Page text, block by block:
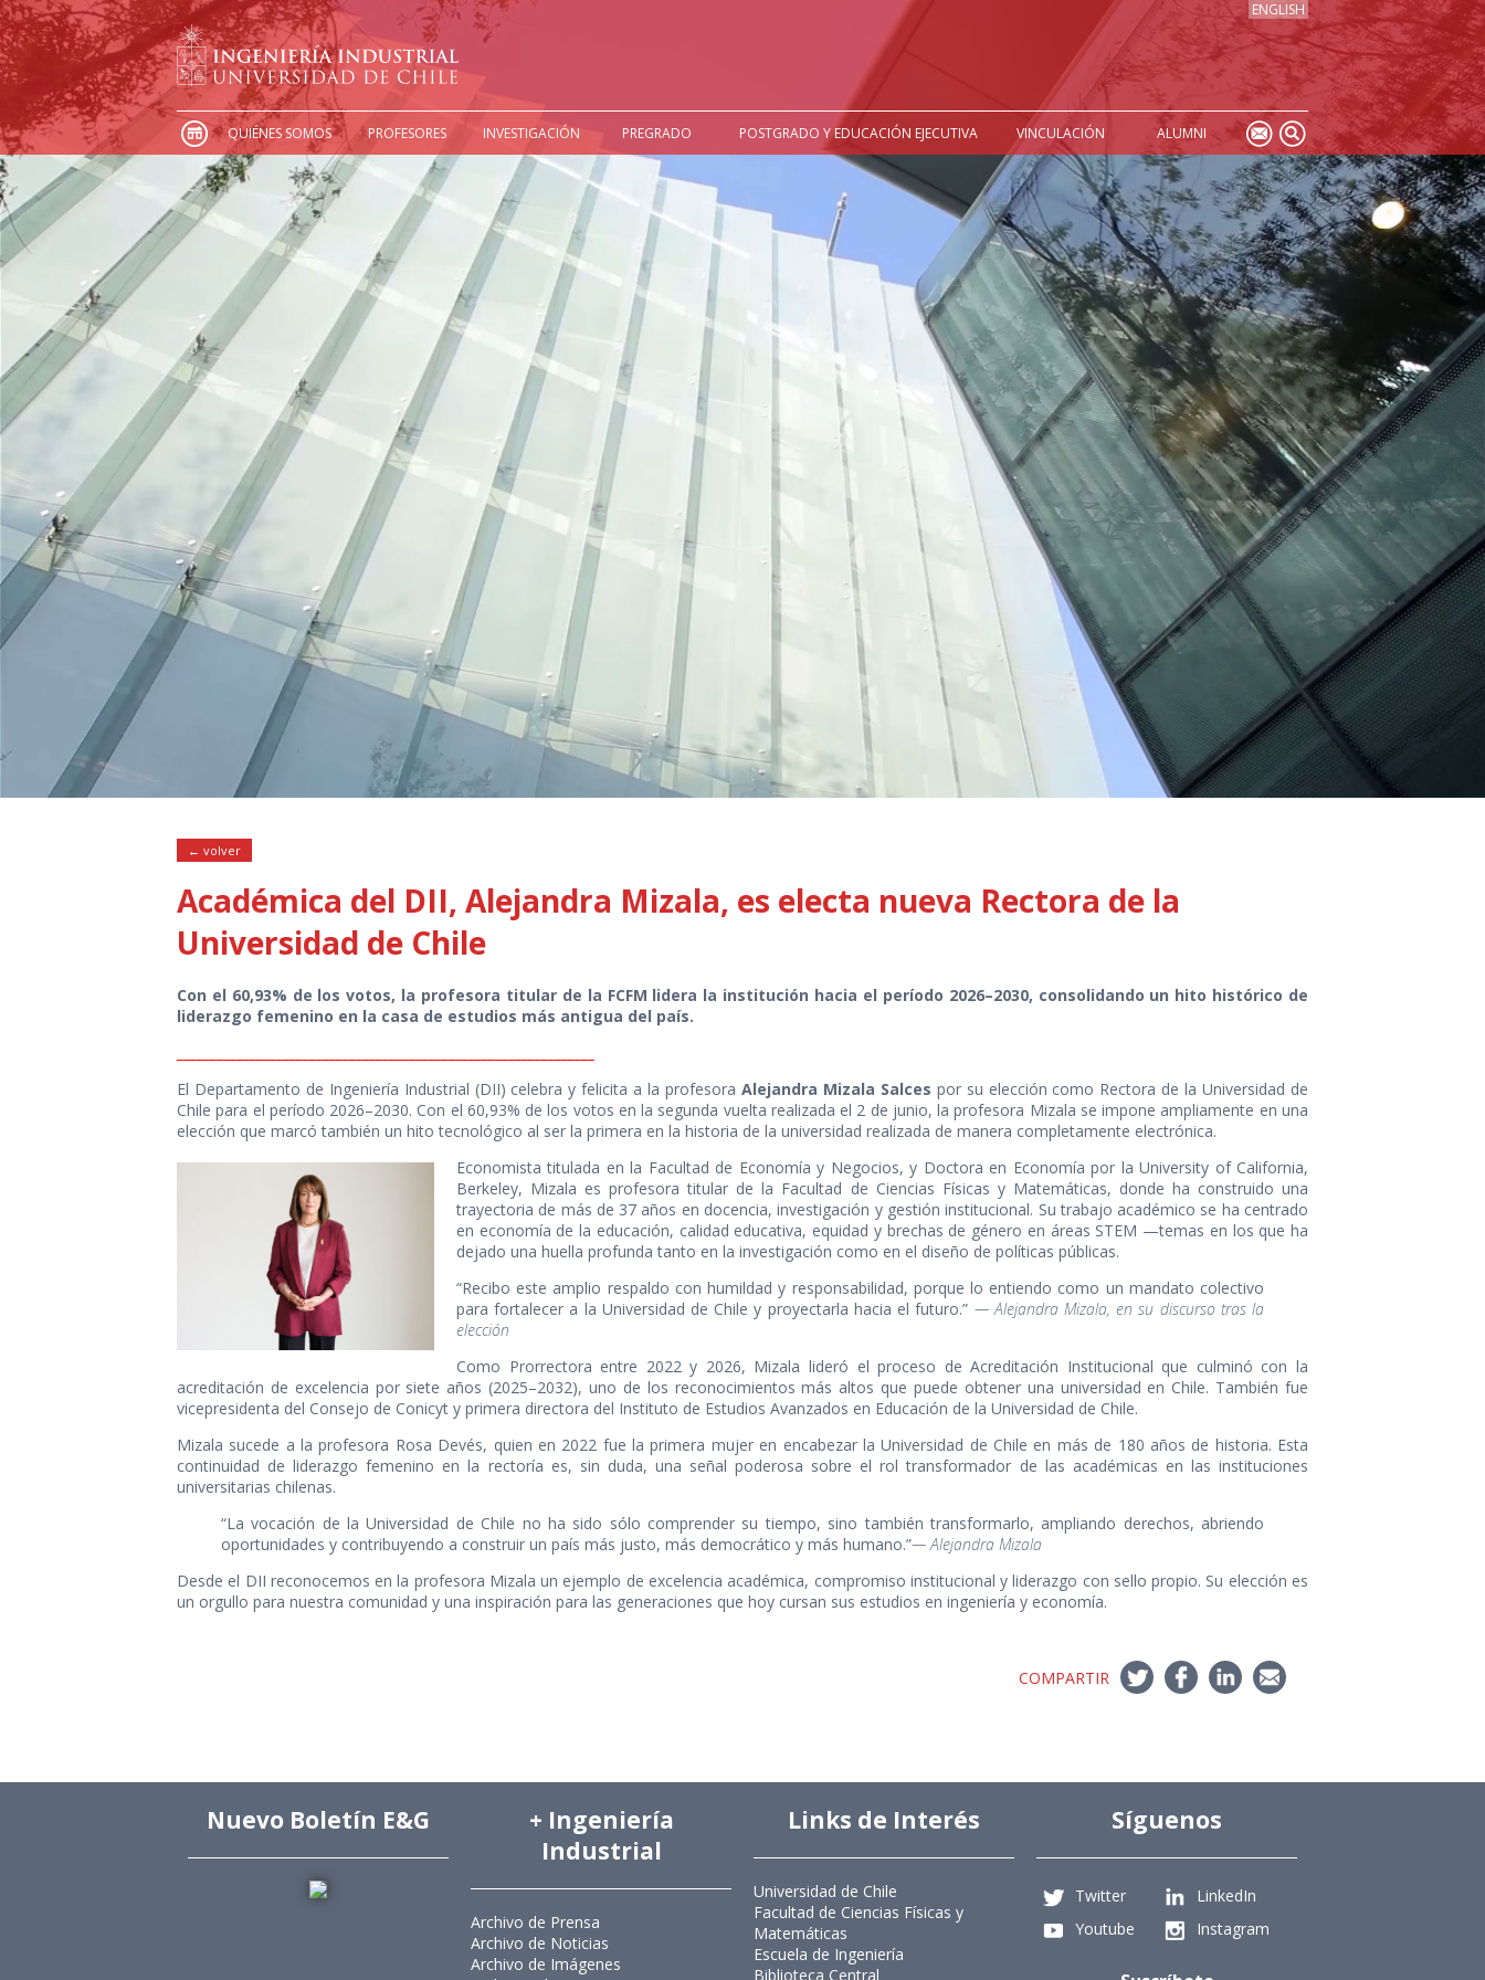
ENGLISH
QUIÉNES SOMOS PROFESORES INVESTIGACIÓN PREGRADO POSTGRADO Y EDUCACIÓN EJECUTIVA VINCULACIÓN ALUMNI
← volver
Académica del DII, Alejandra Mizala, es electa nueva Rectora de la
Universidad de Chile
Con el 60,93% de los votos, la profesora titular de la FCFM lidera la institución hacia el período 2026–2030, consolidando un hito histórico de
liderazgo femenino en la casa de estudios más antigua del país.
El Departamento de Ingeniería Industrial (DII) celebra y felicita a la profesora Alejandra Mizala Salces por su elección como Rectora de la Universidad de
Chile para el período 2026–2030. Con el 60,93% de los votos en la segunda vuelta realizada el 2 de junio, la profesora Mizala se impone ampliamente en una
elección que marcó también un hito tecnológico al ser la primera en la historia de la universidad realizada de manera completamente electrónica.
Economista titulada en la Facultad de Economía y Negocios, y Doctora en Economía por la University of California,
Berkeley, Mizala es profesora titular de la Facultad de Ciencias Físicas y Matemáticas, donde ha construido una
trayectoria de más de 37 años en docencia, investigación y gestión institucional. Su trabajo académico se ha centrado
en economía de la educación, calidad educativa, equidad y brechas de género en áreas STEM —temas en los que ha
dejado una huella profunda tanto en la investigación como en el diseño de políticas públicas.
“Recibo este amplio respaldo con humildad y responsabilidad, porque lo entiendo como un mandato colectivo
para fortalecer a la Universidad de Chile y proyectarla hacia el futuro.” — Alejandra Mizala, en su discurso tras la
elección
Como Prorrectora entre 2022 y 2026, Mizala lideró el proceso de Acreditación Institucional que culminó con la
acreditación de excelencia por siete años (2025–2032), uno de los reconocimientos más altos que puede obtener una universidad en Chile. También fue
vicepresidenta del Consejo de Conicyt y primera directora del Instituto de Estudios Avanzados en Educación de la Universidad de Chile.
Mizala sucede a la profesora Rosa Devés, quien en 2022 fue la primera mujer en encabezar la Universidad de Chile en más de 180 años de historia. Esta
continuidad de liderazgo femenino en la rectoría es, sin duda, una señal poderosa sobre el rol transformador de las académicas en las instituciones
universitarias chilenas.
“La vocación de la Universidad de Chile no ha sido sólo comprender su tiempo, sino también transformarlo, ampliando derechos, abriendo
oportunidades y contribuyendo a construir un país más justo, más democrático y más humano.”— Alejandra Mizala
Desde el DII reconocemos en la profesora Mizala un ejemplo de excelencia académica, compromiso institucional y liderazgo con sello propio. Su elección es
un orgullo para nuestra comunidad y una inspiración para las generaciones que hoy cursan sus estudios en ingeniería y economía.
COMPARTIR
Nuevo Boletín E&G
+ Ingeniería
Industrial
Archivo de Prensa
Archivo de Noticias
Archivo de Imágenes
Links de Interés
Universidad de Chile
Facultad de Ciencias Físicas y
Matemáticas
Escuela de Ingeniería
Biblioteca Central
Síguenos
Twitter
LinkedIn
Youtube
Instagram